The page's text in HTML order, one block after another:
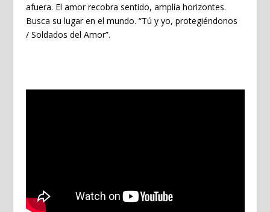
afuera. El amor recobra sentido, amplía horizontes.
Busca su lugar en el mundo. “Tú y yo, protegiéndonos
/ Soldados del Amor”.